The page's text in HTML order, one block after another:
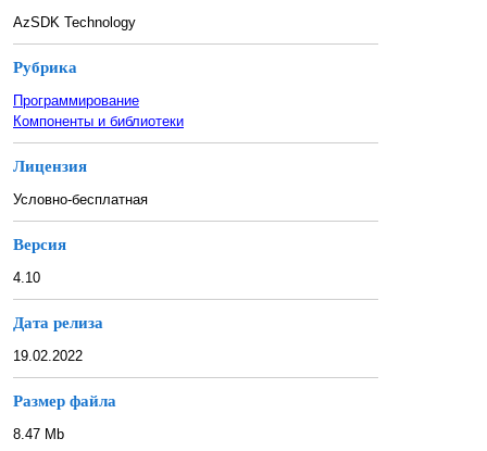
AzSDK Technology
Рубрика
Программирование
Компоненты и библиотеки
Лицензия
Условно-бесплатная
Версия
4.10
Дата релиза
19.02.2022
Размер файла
8.47 Mb